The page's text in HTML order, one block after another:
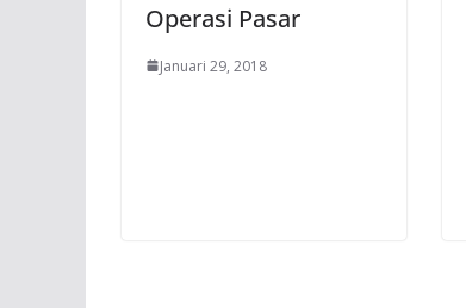
Operasi Pasar
Januari 29, 2018